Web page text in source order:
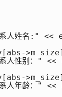
姓名:" <<
别：" <<
龄：" <<